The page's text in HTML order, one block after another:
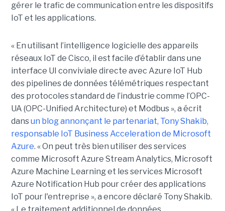
gérer le trafic de communication entre les dispositifs
IoT et les applications.
« En utilisant l’intelligence logicielle des appareils
réseaux IoT de Cisco, il est facile d’établir dans une
interface UI conviviale directe avec Azure IoT Hub
des pipelines de données télémétriques respectant
des protocoles standard de l’industrie comme l’OPC-
UA (OPC-Unified Architecture) et Modbus », a écrit
dansun blog annonçant le partenariat, Tony Shakib,
responsable IoT Business Acceleration de Microsoft
Azure. « On peut très bien utiliser des services
comme Microsoft Azure Stream Analytics, Microsoft
Azure Machine Learning et les services Microsoft
Azure Notification Hub pour créer des applications
IoT pour l'entreprise », a encore déclaré Tony Shakib.